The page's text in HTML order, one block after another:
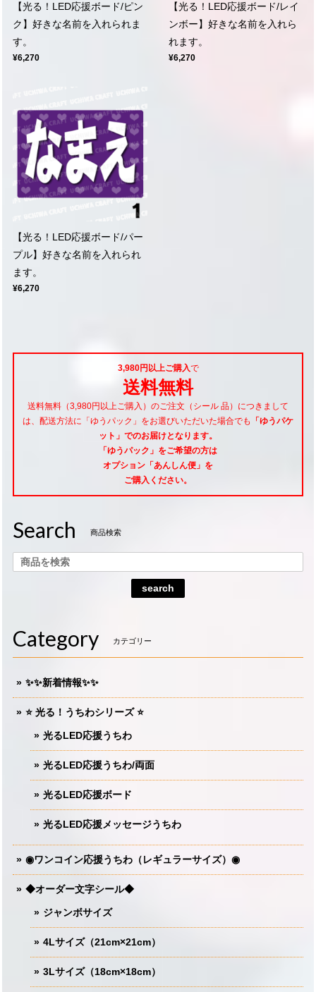
【光る！LED応援ボード/ピン
ク】好きな名前を入れられま
す。
¥6,270
【光る！LED応援ボード/レイ
ンボー】好きな名前を入れら
れます。
¥6,270
【光る！LED応援ボード/パー
プル】好きな名前を入れられ
ます。
¥6,270
3,980円以上ご購入で
送料無料
送料無料（3,980円以上ご購入）のご注文（シール 品）につきまして
は、配送方法に「ゆうパック」をお選びいただいた場合でも
「ゆうパケ
ット」でのお届けとなります。
「ゆうパック」をご希望の方は
オプション「あんしん便」 を
ご購入ください。
Search 商品検索
search
Category カテゴリー
✨✨新着情報✨✨
⭐️ 光る！うちわシリーズ ⭐️
光るLED応援うちわ
光るLED応援うちわ/両面
光るLED応援ボード
光るLED応援メッセージうちわ
◉ワンコイン応援うちわ（レギュラーサイズ）◉
◆オーダー文字シール◆
ジャンボサイズ
4Lサイズ（21cm×21cm）
3Lサイズ（18cm×18cm）